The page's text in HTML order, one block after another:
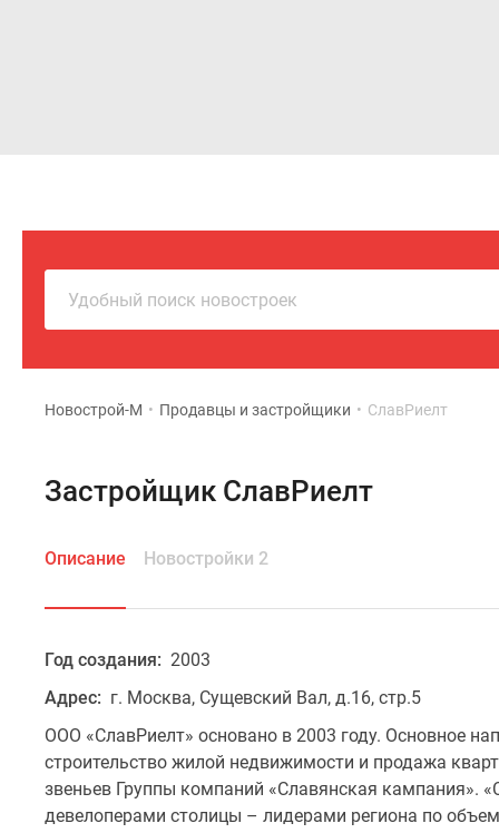
Удобный поиск новостроек
Новострой-М • Продавцы и застройщики • СлавРиелт
Застройщик СлавРиелт
Описание Новостройки 2
Год создания: 2003
Адрес: г. Москва, Сущевский Вал, д.16, стр.5
ООО «СлавРиелт» основано в 2003 году. Основное
строительство жилой недвижимости и продажа
звеньев Группы компаний «Славянская кампания».
девелоперами столицы – лидерами региона по